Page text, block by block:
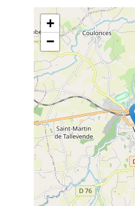
+
−